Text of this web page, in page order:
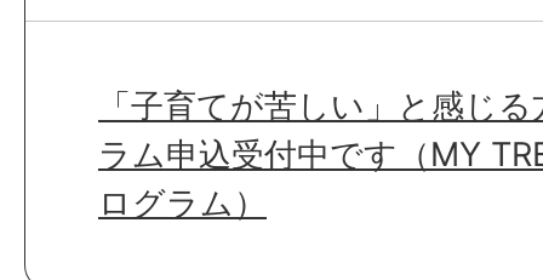
「子育てが苦しい」と感じ
ラム申込受付中です（MY
ログラム）